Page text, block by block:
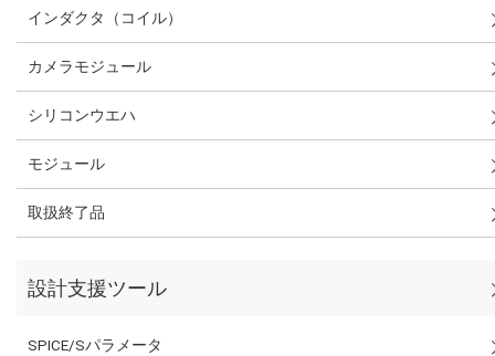
インダクタ（コイル）
カメラモジュール
シリコンウエハ
モジュール
取扱終了品
設計支援ツール
SPICE/Sパラメータ